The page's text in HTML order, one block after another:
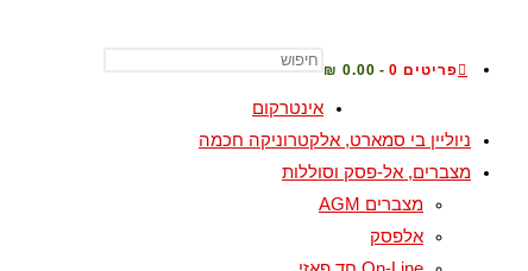
פריטים 0 0.00 ₪
אינטרקום
ניוליין בי סמארט, אלקטרוניקה חכמה
מצברים, אל-פסק וסוללות
מצברים AGM
אלפסק